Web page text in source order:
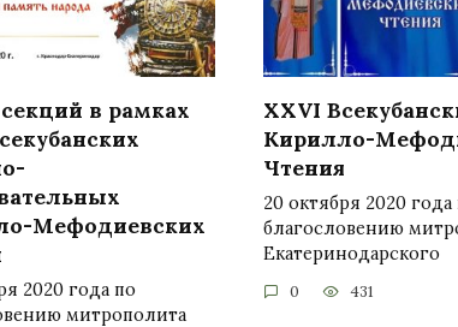
в рамках
Мефодиевских
2020 года по
митрополита
XXVI
Кирилло-
Чтения
20 октября 2020 года
благословению
Екатеринодарского
0 431